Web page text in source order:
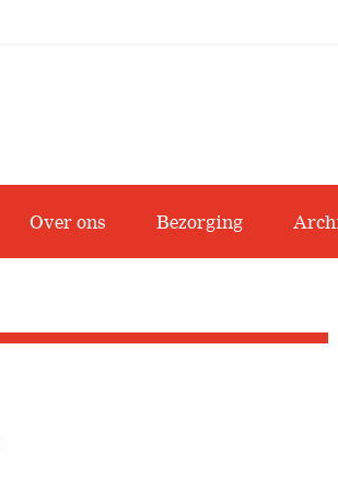
Over ons Bezorging